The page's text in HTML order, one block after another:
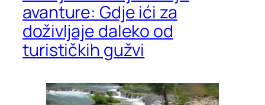
avanture: Gdje ići za
doživljaje daleko od
turističkih gužvi